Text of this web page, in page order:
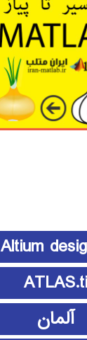
Altium
ATLAS.ti
آلمان